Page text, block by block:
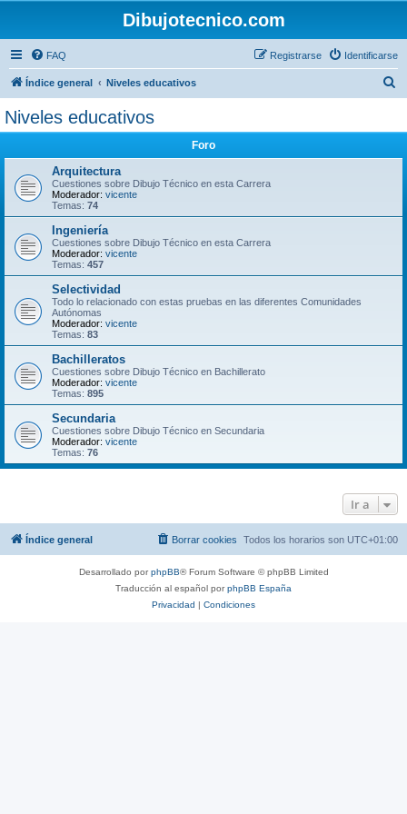
Dibujotecnico.com
FAQ Identificarse
Registrarse
Índice general Niveles educativos
Niveles educativos
Foro
Arquitectura
Cuestiones sobre Dibujo Técnico en esta Carrera
Moderador: vicente
Temas: 74
Ingeniería
Cuestiones sobre Dibujo Técnico en esta Carrera
Moderador: vicente
Temas: 457
Selectividad
Todo lo relacionado con estas pruebas en las diferentes Comunidades
Autónomas
Moderador: vicente
Temas: 83
Bachilleratos
Cuestiones sobre Dibujo Técnico en Bachillerato
Moderador: vicente
Temas: 895
Secundaria
Cuestiones sobre Dibujo Técnico en Secundaria
Moderador: vicente
Temas: 76
Ir a
Índice general Todos los horarios son UTC+01:00
Borrar cookies
Desarrollado porphpBB® Forum Software © phpBB Limited
Traducción al español porphpBB España
Privacidad | Condiciones